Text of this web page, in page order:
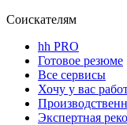
Соискателям
hh PRO
Готовое резюме
Все сервисы
Хочу у вас
Экспертная